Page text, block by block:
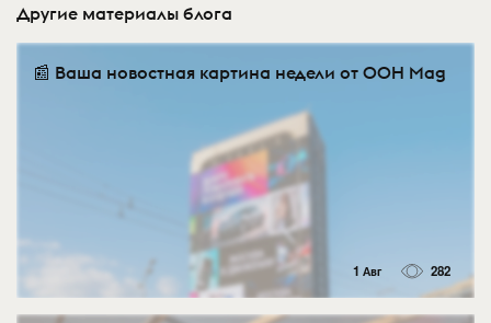
Другие материалы блога
📰 Ваша новостная картина недели от OOH Mag
1 Авг 282